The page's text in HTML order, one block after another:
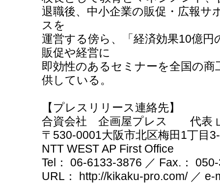
退職後、中小企業の販促・広報サ
スを
運営する傍ら、「経済効果10億
販促や経営に
即効性のあるセミナーを全国の商
供している。
【プレスリリース連絡先】
合資会社 企画屋プレス 代
〒530-0001大阪市北区梅田1丁目
NTT WEST AP First Office
Tel： 06-6133-3876 ／ Fax.：
URL： http://kikaku-pro.com/ ／